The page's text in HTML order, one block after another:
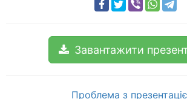
Завантажити
Проблема з